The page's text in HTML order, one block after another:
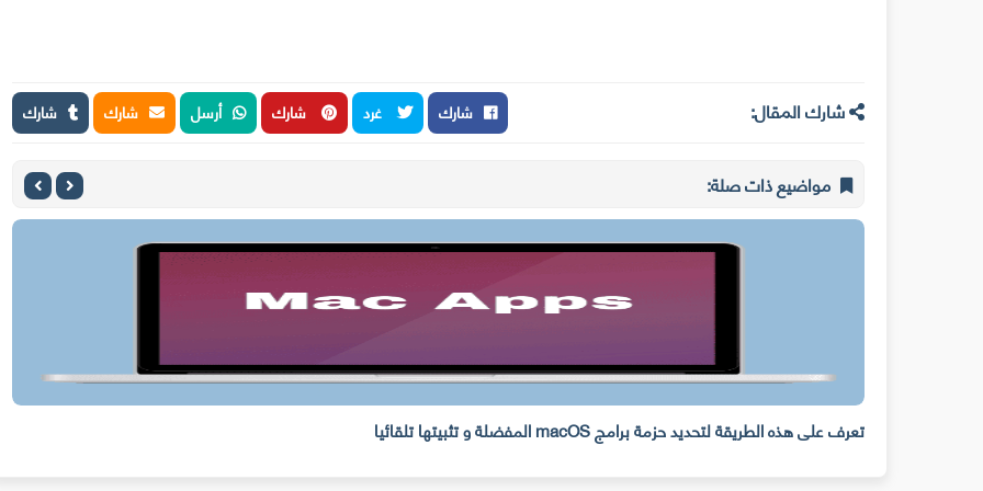
شارك المقال: شارك غرد شارك أرسل شارك شارك
مواضيع ذات صلة:
تعرف على هذه الطريقة لتحديد حزمة برامج macOS المفضلة و تثبيتها تلقائيا